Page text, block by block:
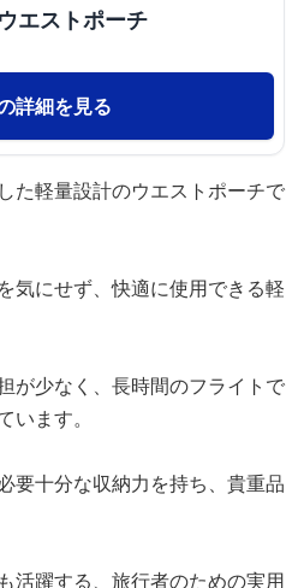
エストポーチ
詳細を見る
た軽量設計のウエストポーチで
気にせず、快適に使用できる軽
が少なく、長時間のフライトで
います。
要十分な収納力を持ち、貴重品
活躍する、旅行者のための実用